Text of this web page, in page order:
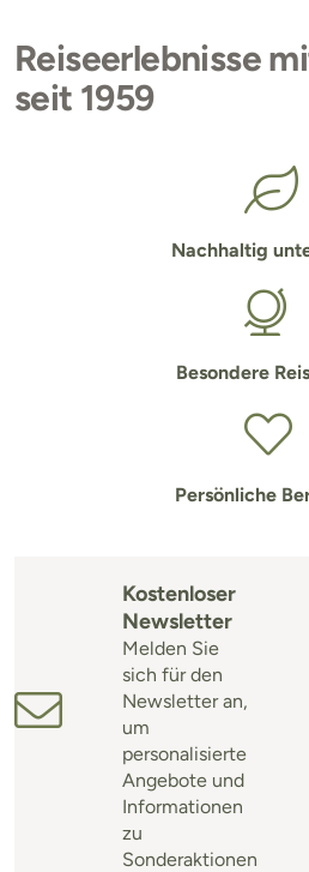
Reiseerlebnisse
seit 1959
Nachhaltig
Besondere
Persönliche
Kostenloser
Newsletter
Melden Sie
sich für den
Newsletter an,
um
personalisierte
Angebote und
Informationen
zu
Sonderaktionen